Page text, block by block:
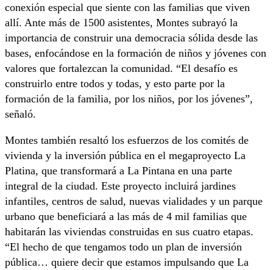
conexión especial que siente con las familias que viven
allí. Ante más de 1500 asistentes, Montes subrayó la
importancia de construir una democracia sólida desde las
bases, enfocándose en la formación de niños y jóvenes con
valores que fortalezcan la comunidad. “El desafío es
construirlo entre todos y todas, y esto parte por la
formación de la familia, por los niños, por los jóvenes”,
señaló.
Montes también resaltó los esfuerzos de los comités de
vivienda y la inversión pública en el megaproyecto La
Platina, que transformará a La Pintana en una parte
integral de la ciudad. Este proyecto incluirá jardines
infantiles, centros de salud, nuevas vialidades y un parque
urbano que beneficiará a las más de 4 mil familias que
habitarán las viviendas construidas en sus cuatro etapas.
“El hecho de que tengamos todo un plan de inversión
pública… quiere decir que estamos impulsando que La